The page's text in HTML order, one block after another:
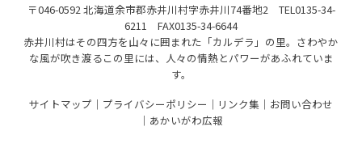
〒046-0592 北海道余市郡赤井川村字赤井川74番地2 TEL0135-34-
6211 FAX0135-34-6644
赤井川村はその四方を山々に囲まれた「カルデラ」の里。さわやか
な風が吹き渡るこの里には、人々の情熱とパワーがあふれていま
す。
サイトマップ
プライバシーポリシー リンク集
お問い合わせ
あかいがわ広報